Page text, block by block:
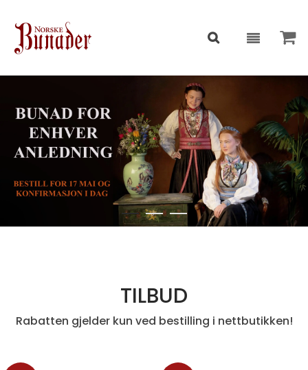
TILBUD
Rabatten gjelder kun ved bestilling i nettbutikken!